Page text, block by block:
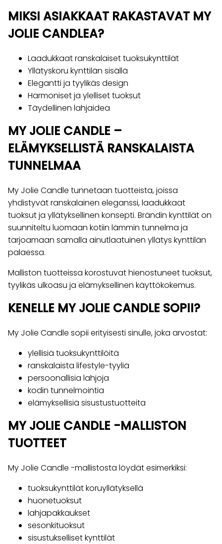
MIKSI ASIAKKAAT RAKASTAVAT MY
JOLIE CANDLEA?
Laadukkaat ranskalaiset tuoksukynttilät
Yllätyskoru kynttilän sisällä
Elegantti ja tyylikäs design
Harmoniset ja ylelliset tuoksut
Täydellinen lahjaidea
MY JOLIE CANDLE –
ELÄMYKSELLISTÄ RANSKALAISTA
TUNNELMAA
My Jolie Candle tunnetaan tuotteista, joissa
yhdistyvät ranskalainen eleganssi, laadukkaat
tuoksut ja yllätyksellinen konsepti. Brändin kynttilät on
suunniteltu luomaan kotiin lämmin tunnelma ja
tarjoamaan samalla ainutlaatuinen yllätys kynttilän
palaessa.
Malliston tuotteissa korostuvat hienostuneet tuoksut,
tyylikäs ulkoasu ja elämyksellinen käyttökokemus.
KENELLE MY JOLIE CANDLE SOPII?
My Jolie Candle sopii erityisesti sinulle, joka arvostat:
ylellisiä tuoksukynttilöitä
ranskalaista lifestyle-tyyliä
persoonallisia lahjoja
kodin tunnelmointia
elämyksellisiä sisustustuotteita
MY JOLIE CANDLE -MALLISTON
TUOTTEET
My Jolie Candle -mallistosta löydät esimerkiksi:
tuoksukynttilät koruyllätyksellä
huonetuoksut
lahjapakkaukset
sesonkituoksut
sisustukselliset kynttilät